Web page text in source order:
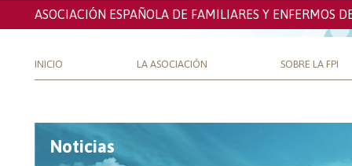
ASOCIACIÓN ESPAÑOLA DE FAMILIARES Y ENFERMOS
INICIO LA ASOCIACIÓN SOBRE LA FPI
Noticias